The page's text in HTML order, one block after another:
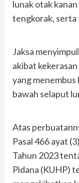
lunak otak
tengkorak, serta
Jaksa
akibat
yang
bawah selaput
Atas
Pasal 466 ayat
Tahun 2023
Pidana (KUHP)